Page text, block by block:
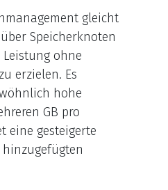
gleicht
Speicherknoten
ohne
erzielen. Es
hohe
GB pro
eine gesteigerte